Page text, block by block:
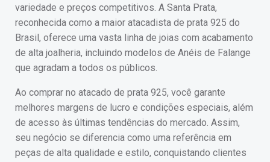
variedade e preços competitivos. A Santa Prata,
reconhecida como a maior atacadista de prata 925 do
Brasil, oferece uma vasta linha de joias com acabamento
de alta joalheria, incluindo modelos de Anéis de Falange
que agradam a todos os públicos.
Ao comprar no atacado de prata 925, você garante
melhores margens de lucro e condições especiais, além
de acesso às últimas tendências do mercado. Assim,
seu negócio se diferencia como uma referência em
peças de alta qualidade e estilo, conquistando clientes